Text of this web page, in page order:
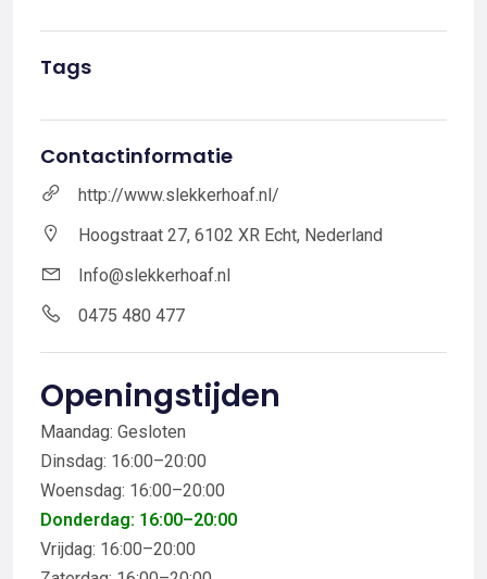
Tags
Contactinformatie
http://www.slekkerhoaf.nl/
Hoogstraat 27, 6102 XR Echt, Nederland
Info@slekkerhoaf.nl
0475 480 477
Openingstijden
Maandag: Gesloten
Dinsdag: 16:00–20:00
Woensdag: 16:00–20:00
Donderdag: 16:00–20:00
Vrijdag: 16:00–20:00